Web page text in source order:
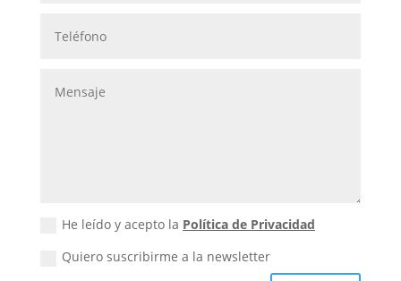
He leído y acepto la Política de Privacidad
Quiero suscribirme a la newsletter